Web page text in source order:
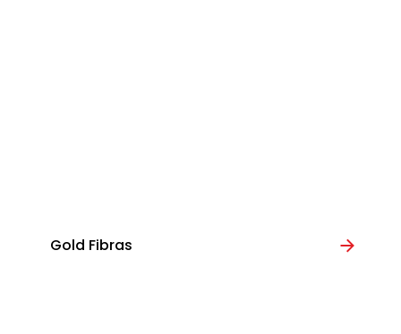
Gold Fibras